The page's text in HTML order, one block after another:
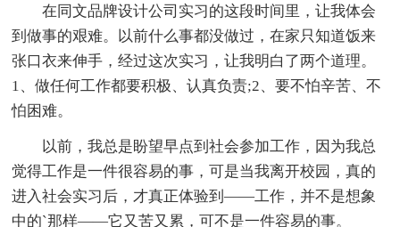
在同文品牌设计公司实习的这段时间里，让我体会
到做事的艰难。以前什么事都没做过，在家只知道饭来
张口衣来伸手，经过这次实习，让我明白了两个道理。
1、做任何工作都要积极、认真负责;2、要不怕辛苦、不
怕困难。
以前，我总是盼望早点到社会参加工作，因为我总
觉得工作是一件很容易的事，可是当我离开校园，真的
进入社会实习后，才真正体验到——工作，并不是想象
中的`那样——它又苦又累，可不是一件容易的事。